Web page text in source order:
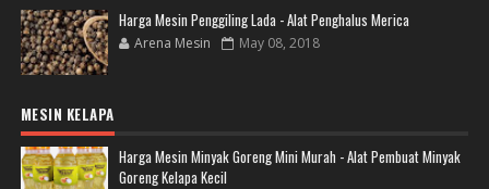
Harga Mesin Penggiling Lada - Alat Penghalus Merica
Arena Mesin May 08, 2018
MESIN KELAPA
Harga Mesin Minyak Goreng Mini Murah - Alat Pembuat Minyak
Goreng Kelapa Kecil